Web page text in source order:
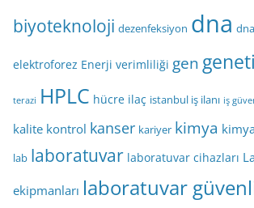
biyoteknoloji dezenfeksiyon dna
elektroforez Enerji verimliliği gen
terazi HPLC hücre ilaç istanbul iş ilanı iş
kalite kontrol kanser kariyer kimya
lab laboratuvar laboratuvar cihazları
ekipmanları laboratuvar